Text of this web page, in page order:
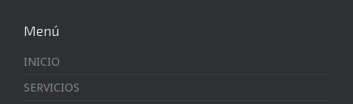
Menú
INICIO
SERVICIOS